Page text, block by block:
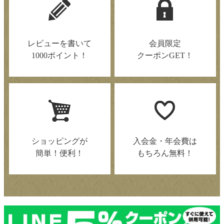
レビューを書いて
1000ポイント！
会員限定
クーポンGET！
ショッピングが
簡単！便利！
入会金・年会費は
もちろん無料！